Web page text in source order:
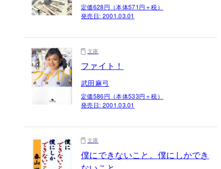
定価628円（本体571円＋税）
発売日: 2001.03.01
文庫
ファイト！
武田麻弓
定価586円（本体533円＋税）
発売日: 2001.03.01
文庫
僕にできないこと。僕にしかでき